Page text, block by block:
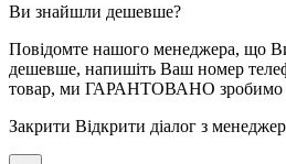
Ви знайшли дешевше?
Повідомте нашого менеджера, що
дешевше, напишіть Ваш номер
товар, ми ГАРАНТОВАНО зробимо
Закрити Відкрити діалог з